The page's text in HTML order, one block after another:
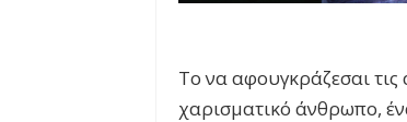
Το να αφουγκράζεσαι
χαρισματικό άνθρωπο,